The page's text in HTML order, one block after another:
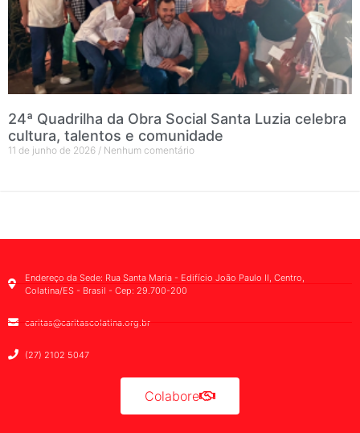
24ª Quadrilha da Obra Social Santa Luzia celebra
cultura, talentos e comunidade
11 de junho de 2026 Nenhum comentário
Endereço da Sede: Rua Santa Maria - Edifício João Paulo II, Centro,
Colatina/ES - Brasil - Cep: 29.700-200
caritas@caritascolatina.org.br
(27) 2102 5047
Colabore